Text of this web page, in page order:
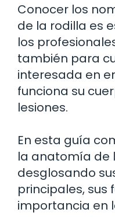
Conocer los
de la rodilla es
los
también para
interesada en
funciona su
lesiones.
En esta guía
la anatomía de
desglosando
principales, sus
importancia en